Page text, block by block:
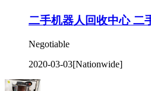
二手机器人回收中心 二
Negotiable
2020-03-03[Nationwide]